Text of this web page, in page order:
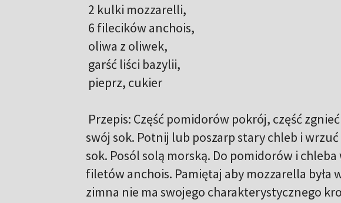
2 kulki mozzarelli,
6 filecików anchois,
oliwa z oliwek,
garść liści bazylii,
pieprz, cukier
Przepis: Część pomidorów pokrój, część
swój sok. Potnij lub poszarp stary chleb i
sok. Posól solą morską. Do pomidorów i
filetów anchois. Pamiętaj aby mozzarella była
zimna nie ma swojego charakterystycznego